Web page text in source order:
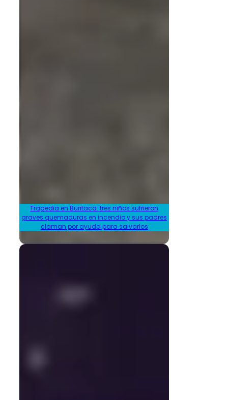
Tragedia en Buritaca: tres niños sufrieron
graves quemaduras en incendio y sus padres
claman por ayuda para salvarlos